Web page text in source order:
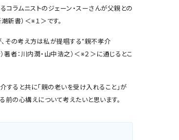
コラムニストのジェーン・スーさんが父親との
新書）＜※１＞です。
その考え方は私が提唱する“親不孝介
著者：川内潤・山中浩之）＜※２＞に通じるとこ
ると共に「親の老いを受け入れること」が
の心構えについて考えたいと思います。